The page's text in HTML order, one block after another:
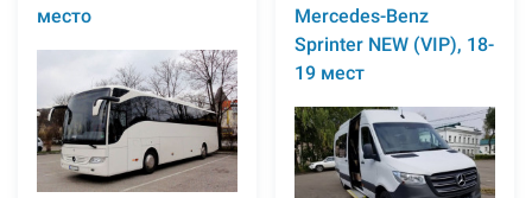
место
Mercedes-Benz
Sprinter NEW (VIP), 18-
19 мест